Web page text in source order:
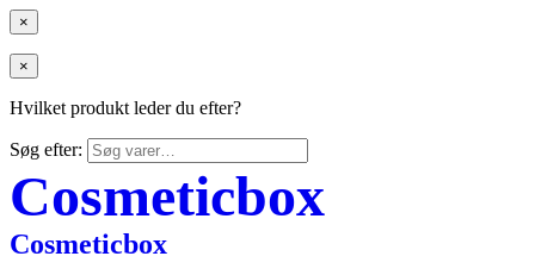
×
×
Hvilket produkt leder du efter?
Søg efter:
Cosmeticbox
Cosmeticbox